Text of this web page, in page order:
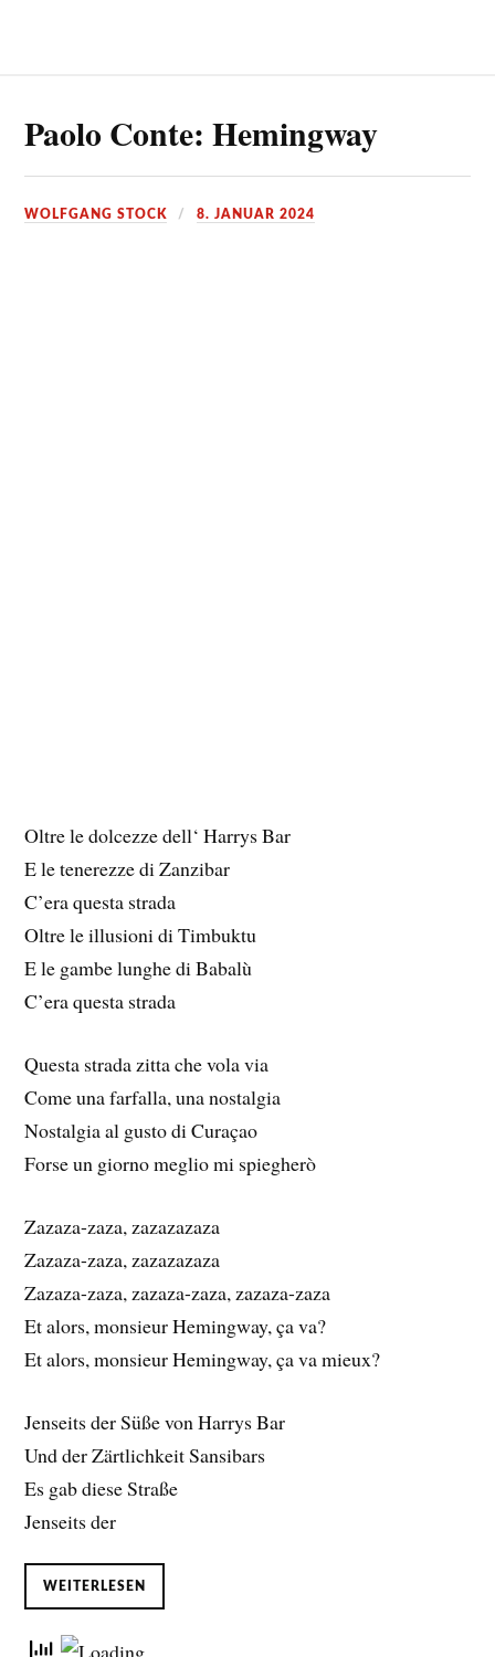
Paolo Conte: Hemingway
WOLFGANG STOCK 8. JANUAR 2024
Oltre le dolcezze dell‘ Harrys Bar
E le tenerezze di Zanzibar
C’era questa strada
Oltre le illusioni di Timbuktu
E le gambe lunghe di Babalù
C’era questa strada
Questa strada zitta che vola via
Come una farfalla, una nostalgia
Nostalgia al gusto di Curaçao
Forse un giorno meglio mi spiegherò
Zazaza-zaza, zazazazaza
Zazaza-zaza, zazazazaza
Zazaza-zaza, zazaza-zaza, zazaza-zaza
Et alors, monsieur Hemingway, ça va?
Et alors, monsieur Hemingway, ça va mieux?
Jenseits der Süße von Harrys Bar
Und der Zärtlichkeit Sansibars
Es gab diese Straße
Jenseits der
WEITERLESEN